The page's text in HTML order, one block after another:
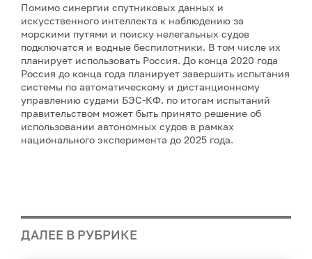
Помимо синергии спутниковых данных и
искусственного интеллекта к наблюдению за
морскими путями и поиску нелегальных судов
подключатся и водные беспилотники. В том числе их
планирует использовать Россия. До конца 2020 года
Россия до конца года планирует завершить испытания
системы по автоматическому и дистанционному
управлению судами БЭС-КФ. по итогам испытаний
правительством может быть принято решение об
использовании автономных судов в рамках
национального эксперимента до 2025 года.
ДАЛЕЕ В РУБРИКЕ